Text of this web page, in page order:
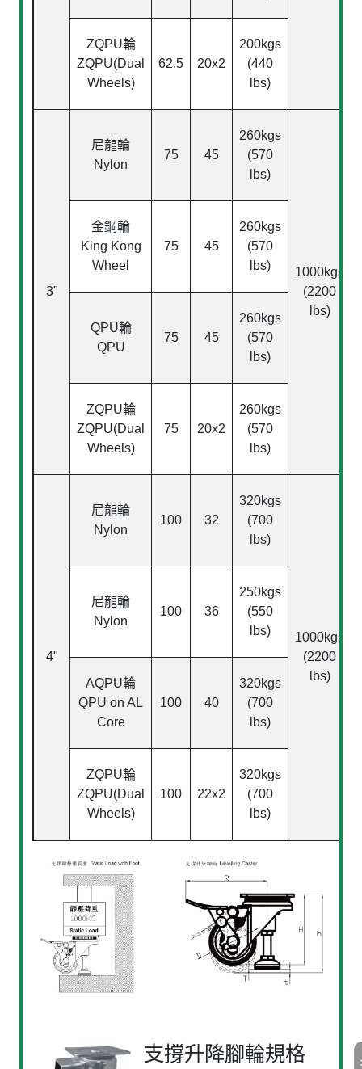
ZQPU輪
ZQPU(Dual
Wheels)
62.5 20x2
200kgs
(440
lbs)
3"
尼龍輪
Nylon
75 45
260kgs
(570
lbs)
1000kgs
(2200
lbs)
金鋼輪
King Kong
Wheel
75 45
260kgs
(570
lbs)
QPU輪
QPU
75 45
260kgs
(570
lbs)
ZQPU輪
ZQPU(Dual
Wheels)
75 20x2
260kgs
(570
lbs)
4"
尼龍輪
Nylon
100 32
320kgs
(700
lbs)
1000kgs
(2200
lbs)
尼龍輪
Nylon
100 36
250kgs
(550
lbs)
AQPU輪
QPU on AL
Core
100 40
320kgs
(700
lbs)
ZQPU輪
ZQPU(Dual
Wheels)
100 22x2
320kgs
(700
lbs)
支撐升降腳輪規格